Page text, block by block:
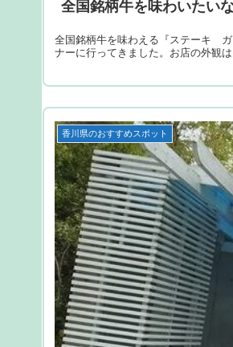
全国銘柄牛を味わいたい
全国銘柄牛を味わえる『ステーキ ガ
ナーに行ってきました。お店の外観
香川県のおすすめスポット